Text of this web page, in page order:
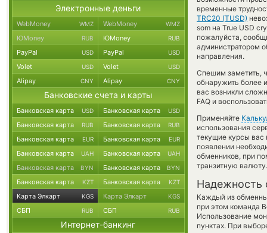
временные
TRC20 (TUSD)
som на True USD
пожалуйста,
администратором
направления.
Спешим заметить,
обнаружить более
вас возникли
FAQ и
Применяйте
использования
текущие курсы вас
появлении
обменников, при
транзитную валюту.
Надежность
Каждый из
при этом команда
Использование
пунктах. При
Электронные деньги
WebMoney WMZ WebMoney WMZ
ЮMoney RUB ЮMoney RUB
PayPal USD PayPal USD
Volet USD Volet USD
Alipay CNY Alipay CNY
Банковские счета и карты
Банковская карта USD Банковская карта USD
Банковская карта RUB Банковская карта RUB
Банковская карта EUR Банковская карта EUR
Банковская карта UAH Банковская карта UAH
Банковская карта BYN Банковская карта BYN
Банковская карта KZT Банковская карта KZT
Карта Элкарт KGS Карта Элкарт KGS
СБП RUB СБП RUB
Интернет-банкинг